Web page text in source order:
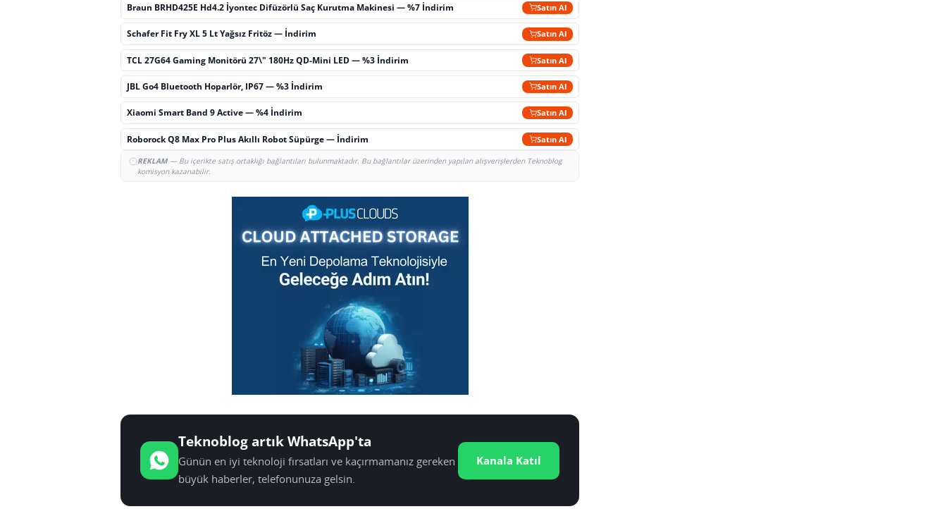
Braun BRHD425E Hd4.2 İyontec Difüzörlü Saç Kurutma Makinesi — %7 İndirim Satın Al
Schafer Fit Fry XL 5 Lt Yağsız Fritöz — İndirim Satın Al
TCL 27G64 Gaming Monitörü 27\" 180Hz QD-Mini LED — %3 İndirim Satın Al
JBL Go4 Bluetooth Hoparlör, IP67 — %3 İndirim Satın Al
Xiaomi Smart Band 9 Active — %4 İndirim Satın Al
Roborock Q8 Max Pro Plus Akıllı Robot Süpürge — İndirim Satın Al
REKLAM— Bu içerikte satış ortaklığı bağlantıları bulunmaktadır. Bu bağlantılar üzerinden yapılan alışverişlerden Teknoblog
komisyon kazanabilir.
Teknoblog artık WhatsApp'ta
Günün en iyi teknoloji fırsatları ve kaçırmamanız gereken
büyük haberler, telefonunuza gelsin.
Kanala Katıl